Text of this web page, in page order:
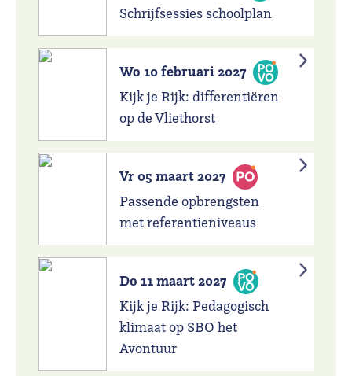
Schrijfsessies schoolplan
Wo 10 februari 2027
Kijk je Rijk: differentiëren
op de Vliethorst
Vr 05 maart 2027
Passende opbrengsten
met referentieniveaus
Do 11 maart 2027
Kijk je Rijk: Pedagogisch
klimaat op SBO het
Avontuur